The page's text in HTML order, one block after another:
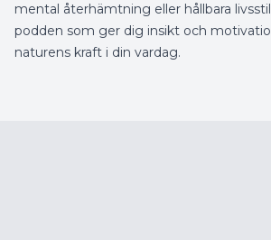
mental återhämtning eller hållbara
podden som ger dig insikt och
naturens kraft i din vardag.